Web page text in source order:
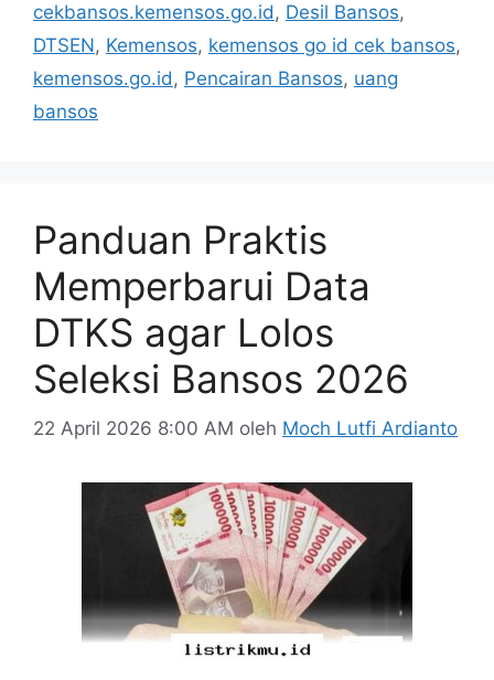
cekbansos.kemensos.go.id, Desil Bansos,
DTSEN, Kemensos, kemensos go id cek bansos,
kemensos.go.id, Pencairan Bansos, uang
bansos
Panduan Praktis
Memperbarui Data
DTKS agar Lolos
Seleksi Bansos 2026
22 April 2026 8:00 AM oleh Moch Lutfi Ardianto